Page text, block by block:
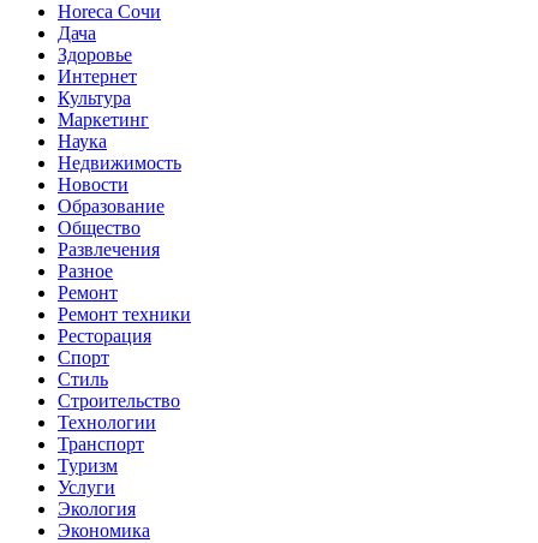
Horeca Сочи
Дача
Здоровье
Интернет
Культура
Маркетинг
Наука
Недвижимость
Новости
Образование
Общество
Развлечения
Разное
Ремонт
Ремонт техники
Ресторация
Спорт
Стиль
Строительство
Технологии
Транспорт
Туризм
Услуги
Экология
Экономика